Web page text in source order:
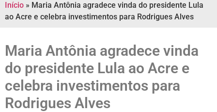
Início » Maria Antônia agradece vinda do presidente Lula
ao Acre e celebra investimentos para Rodrigues Alves
Maria Antônia agradece vinda
do presidente Lula ao Acre e
celebra investimentos para
Rodrigues Alves